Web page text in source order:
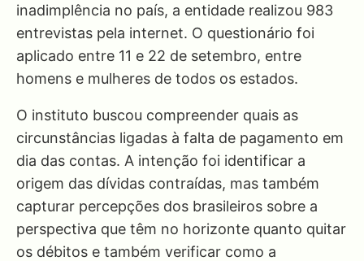
inadimplência no país, a entidade realizou 983
entrevistas pela internet. O questionário foi
aplicado entre 11 e 22 de setembro, entre
homens e mulheres de todos os estados.
O instituto buscou compreender quais as
circunstâncias ligadas à falta de pagamento em
dia das contas. A intenção foi identificar a
origem das dívidas contraídas, mas também
capturar percepções dos brasileiros sobre a
perspectiva que têm no horizonte quanto quitar
os débitos e também verificar como a